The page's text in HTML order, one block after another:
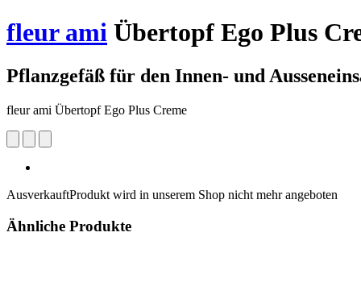
fleur ami Übertopf Ego Plus
Pflanzgefäß für den Innen- und
fleur ami Übertopf Ego Plus Creme
AusverkauftProdukt wird in unserem Shop nicht mehr angeboten
Ähnliche Produkte